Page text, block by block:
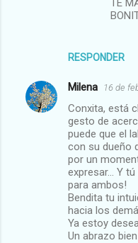
RESPONDER
TE
Milena 16 de
Conxita, está
gesto de
puede que el
con su dueño
por un
expresar... Y
para ambos!
Bendita tu
hacia los
Ya estoy
Un abrazo